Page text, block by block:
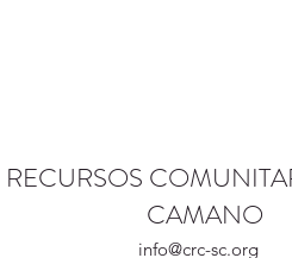
CAMANO
info@crc-sc.org